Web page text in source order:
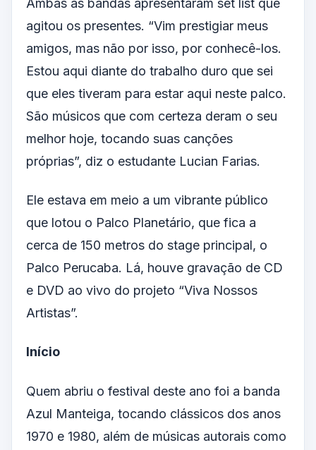
agitou os presentes. “Vim prestigiar meus
amigos, mas não por isso, por conhecê-los.
Estou aqui diante do trabalho duro que sei
que eles tiveram para estar aqui neste palco.
São músicos que com certeza deram o seu
melhor hoje, tocando suas canções
próprias”, diz o estudante Lucian Farias.
Ele estava em meio a um vibrante público
que lotou o Palco Planetário, que fica a
cerca de 150 metros do stage principal, o
Palco Perucaba. Lá, houve gravação de CD
e DVD ao vivo do projeto “Viva Nossos
Artistas”.
Início
Quem abriu o festival deste ano foi a banda
Azul Manteiga, tocando clássicos dos anos
1970 e 1980, além de músicas autorais como